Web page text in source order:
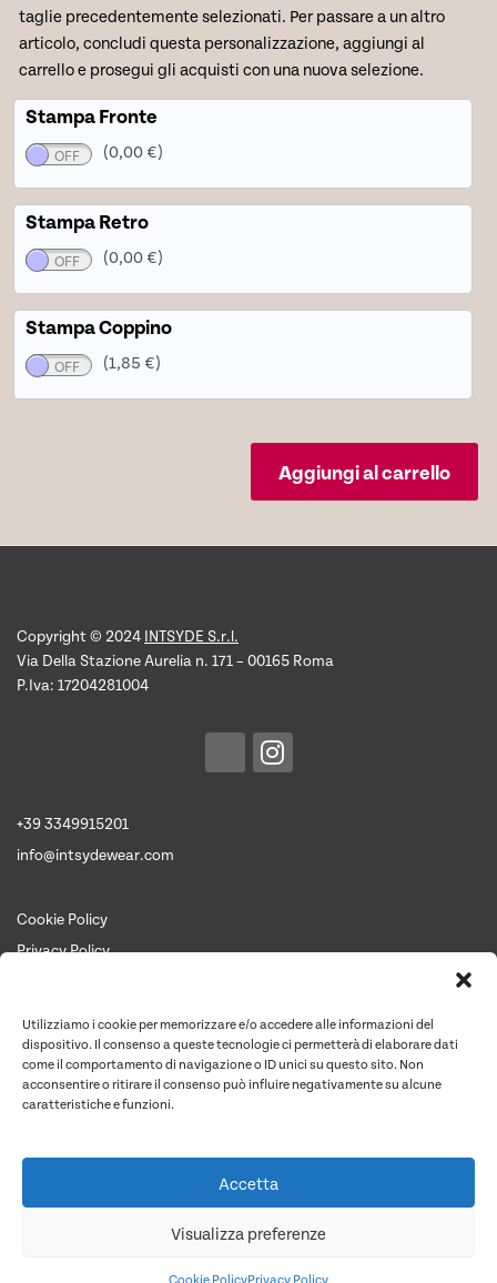
Utilizziamo i cookie per memorizzare e/o accedere alle informazioni del
dispositivo. Il consenso a queste tecnologie ci permetterà di elaborare dati
come il comportamento di navigazione o ID unici su questo sito. Non
acconsentire o ritirare il consenso può influire negativamente su alcune
caratteristiche e funzioni.
Accetta
Visualizza preferenze
Cookie PolicyPrivacy Policy
taglie precedentemente selezionati. Per passare a un altro
articolo, concludi questa personalizzazione, aggiungi al
carrello e prosegui gli acquisti con una nuova selezione.
Stampa Fronte
(0,00 €)
Stampa Retro
(0,00 €)
Stampa Coppino
(1,85 €)
Aggiungi al carrello
Quantità articoli
Costo unit. medio
Totale netto
Totale
Copyright © 2024 INTSYDE S.r.l.
Via Della Stazione Aurelia n. 171 – 00165 Roma
P.Iva: 17204281004
+39 3349915201
info@intsydewear.com
Cookie Policy
Privacy Policy
Contattaci per un preventivo
Contatti